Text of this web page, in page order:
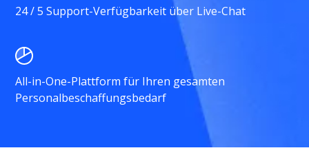
24 / 5 Support-Verfügbarkeit über Live-Chat
All-in-One-Plattform für Ihren gesamten
Personalbeschaffungsbedarf